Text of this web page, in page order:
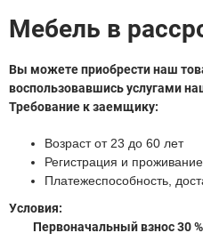
Мебель в
Вы можете приобрести наш
воспользовавшись услугами
Требование к заемщику:
Возраст от 23 до 60 лет
Регистрация и
Платежеспособность,
Условия:
Первоначальный взнос 30 %